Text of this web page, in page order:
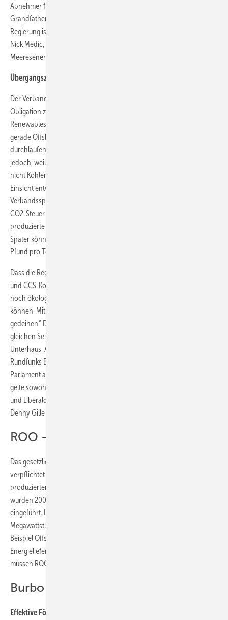
Abnehmer für die fortlaufend produzierten ROC gibt. Wie genau das
Grandfathering funktionieren soll, lässt DECC allerdings offen. „Die
Regierung ist zurzeit auf der Suche nach einer Übergangslösung“, weiß
Nick Medic, Pressesprecher des Verbandes für Wind- und
Meeresenergie RenewableUK (ehemals BWEA).
Übergangszeit bis 2017 zu kurz
Der Verband ist enttäuscht von dem Beschluss, die Renewables
Obligation zu ersetzen. Das System habe effektiv gearbeitet.
RenewablesUK kritisiert auch die kurze Übergangszeit bis 2017, da
gerade Offshore-Windprojekte lange Genehmigungs- und Bauzeiten
durchlaufen. Im Wesentlichen begrüße man die Energiereform
jedoch, weil die Regierung damit sicherstelle, dass die Energiemärkte
nicht Kohlenstoff-blind werden. „Energiekonzerne müssen die
Einsicht entwickeln, dass der Kohlendioxidausstoß etwas kostet“, sagt
Verbandssprecher Medic. Das will die britische Regierung mit einer
CO2-Steuer sicherstellen. Bis 2020 sollen Energieversorger für jede
produzierte Tonne CO2 eine Abgabe von 20 Pfund (23 Euro) zahlen.
Später könne der Preis schrittweise auf 30, 50 und schließlich 70
Pfund pro Tonne wachsen.
Dass die Regierung neben allen Erneuerbaren auch die Kernenergie
und CCS-Kohlekraft fördern will, besorgt Medic weder ökonomisch
noch ökologisch: „Wir brauchen jede Energie, die wir bekommen
können. Mit angemessener Unterstützung können alle Sparten
gedeihen.“ Damit steht der Verband für erneuerbare Energien auf der
gleichen Seite wie der Großteil der Abgeordneten im britischen
Unterhaus. Angaben Großbritanniens öffentlich-rechtlichen
Rundfunks BBC zufolge, plädiert die Mehrheit der Abgeordneten im
Parlament auch nach den Ereignissen in Japan für die Kernkraft. Das
gelte sowohl für die regierende Koalition aus Konservativen (Tories)
und Liberaldemokraten als auch für die oppositionelle Labour-Partei.
Denny Gille
ROO – UKs Fördermodell
Das gesetzliche Quotensystem Renewables Obligation Order, ROO,
verpflichtet jeden Energieerzeuger dazu, einen bestimmten Anteil der
produzierten Energie aus erneuerbaren Quellen zu gewinnen. Dafür
wurden 2002 die Renewables Obligation Certificates (ROC)
eingeführt. In der Regel erhält jede erneuerbar produzierte
Megawattstunde (MWh) ein ROC. Teure Technologien, wie zum
Beispiel Offshore-Anlagen, verdienen derzeit zwei ROC pro MWh.
Energielieferanten mit zu geringem Anteil erneuerbarer Energien
müssen ROC einkaufen, um ihre Quote zu erfüllen.
Burbo BankFoto: Dong Energy A/S
Effektive Fördermethode